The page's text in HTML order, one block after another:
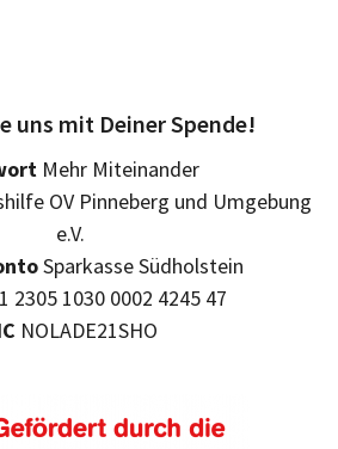
uns mit Deiner Spende!
Mehr Miteinander
OV Pinneberg und Umgebung
e.V.
Sparkasse Südholstein
2305 1030 0002 4245 47
NOLADE21SHO